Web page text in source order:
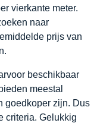
vierkante meter.
naar
prijs van
beschikbaar
meestal
goedkoper zijn. Dus
criteria. Gelukkig